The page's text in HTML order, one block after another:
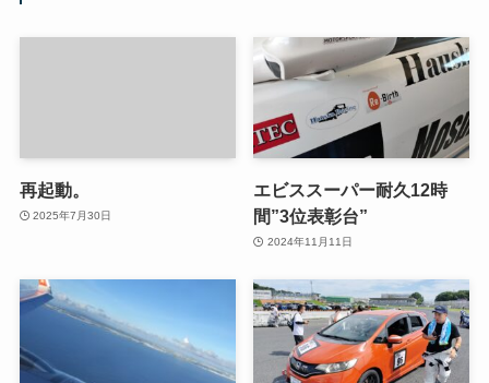
再起動。
2025年7月30日
エビススーパー耐久12時
間”3位表彰台”
2024年11月11日